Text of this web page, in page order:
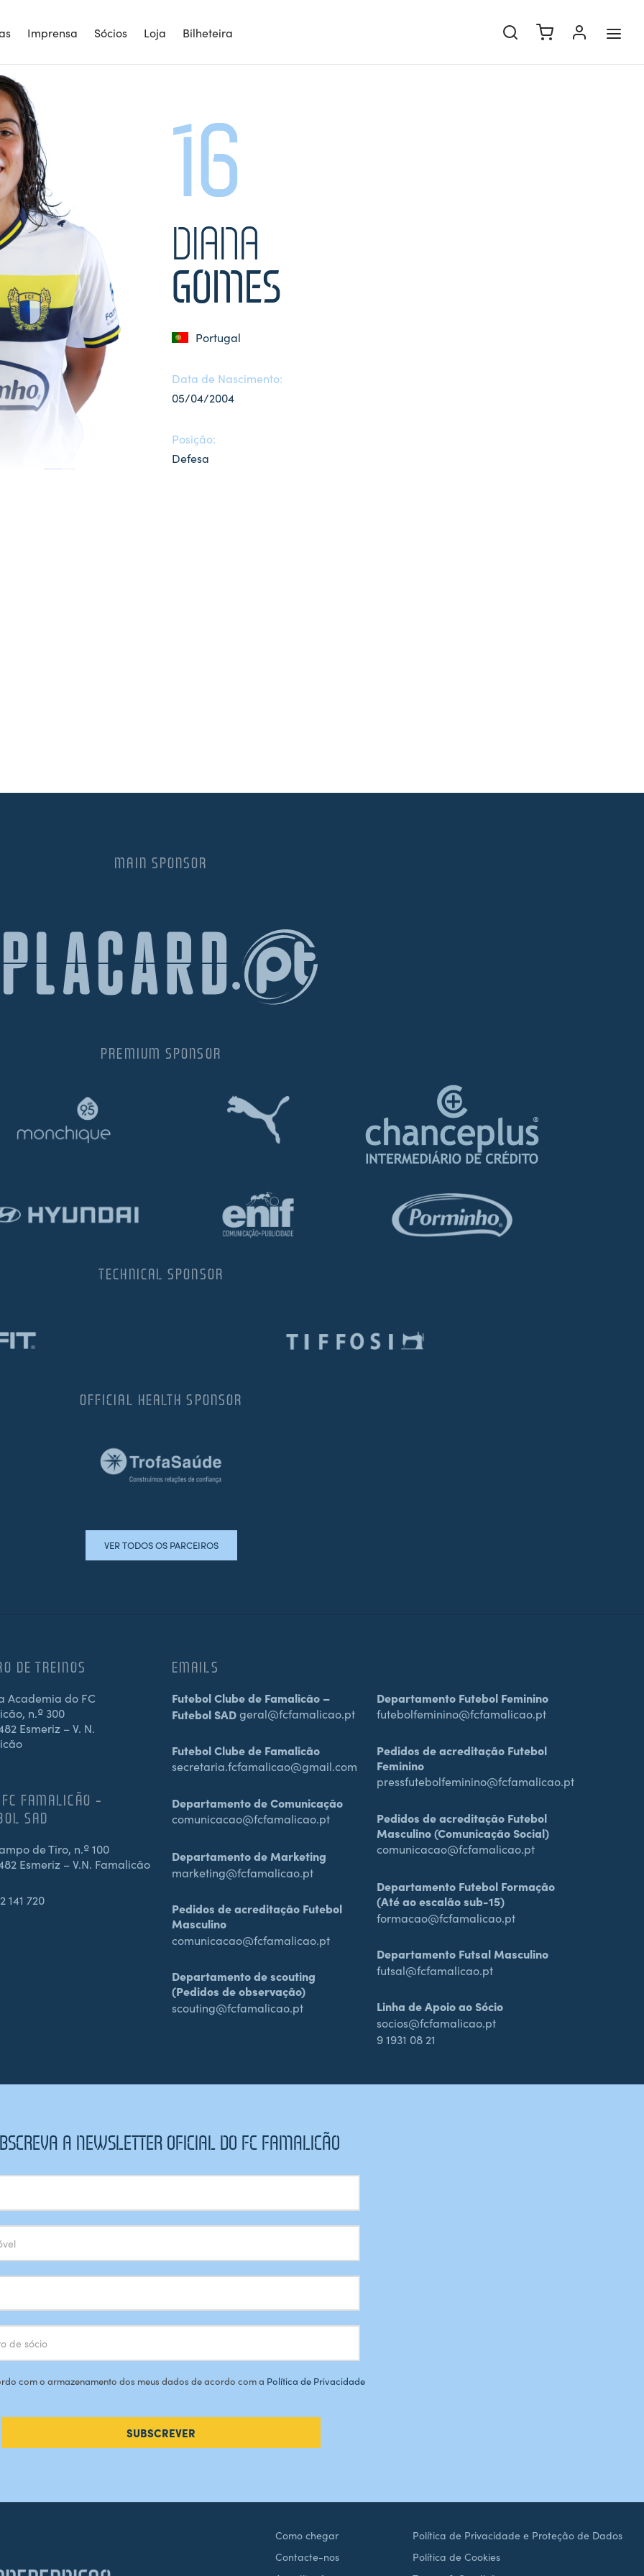
Imprensa Sócios Loja Bilheteira
16
DIANA
GOMES
Portugal
Data de Nascimento:
05/04/2004
Posição:
Defesa
MAIN SPONSOR
PREMIUM SPONSOR
TECHNICAL SPONSOR
OFFICIAL HEALTH SPONSOR
VER TODOS OS PARCEIROS
DE TREINOS
Academia do FC
n.º 300
Esmeriz – V. N.
FAMALICÃO –
SAD
de Tiro, n.º 100
Esmeriz – V.N. Famalicão
141 720
EMAILS
Futebol Clube de Famalicão –
Futebol SADgeral@fcfamalicao.pt
Futebol Clube de Famalicão
secretaria.fcfamalicao@gmail.com
Departamento de Comunicação
comunicacao@fcfamalicao.pt
Departamento de Marketing
marketing@fcfamalicao.pt
Pedidos de acreditação Futebol
Masculino
comunicacao@fcfamalicao.pt
Departamento de scouting
(Pedidos de observação)
scouting@fcfamalicao.pt
Departamento Futebol Feminino
futebolfeminino@fcfamalicao.pt
Pedidos de acreditação Futebol
Feminino
pressfutebolfeminino@fcfamalicao.pt
Pedidos de acreditação Futebol
Masculino (Comunicação Social)
comunicacao@fcfamalicao.pt
Departamento Futebol Formação
(Até ao escalão sub-15)
formacao@fcfamalicao.pt
Departamento Futsal Masculino
futsal@fcfamalicao.pt
Linha de Apoio ao Sócio
socios@fcfamalicao.pt
9 1931 08 21
A NEWSLETTER OFICIAL DO FC FAMALICÃO
com o armazenamento dos meus dados de acordo com a Política de Privacidade
SUBSCREVER
Como chegar
Contacte-nos
Política de Privacidade e Proteção de Dados
Política de Cookies